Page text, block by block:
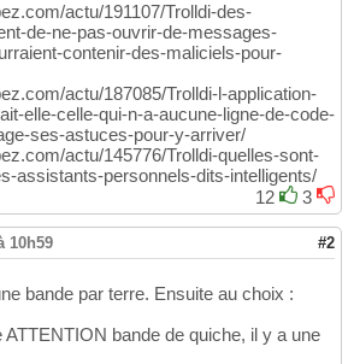
actu/191107/Trolldi-des-
de-ne-pas-ouvrir-de-messages-
contenir-des-maliciels-pour-
actu/187085/Trolldi-l-application-
elle-celle-qui-n-a-aucune-ligne-de-code-
ses-astuces-pour-y-arriver/
actu/145776/Trolldi-quelles-sont-
assistants-personnels-dits-intelligents/
12
3
10h59 #2
bande par terre. Ensuite au choix :
ATTENTION bande de quiche, il y a une